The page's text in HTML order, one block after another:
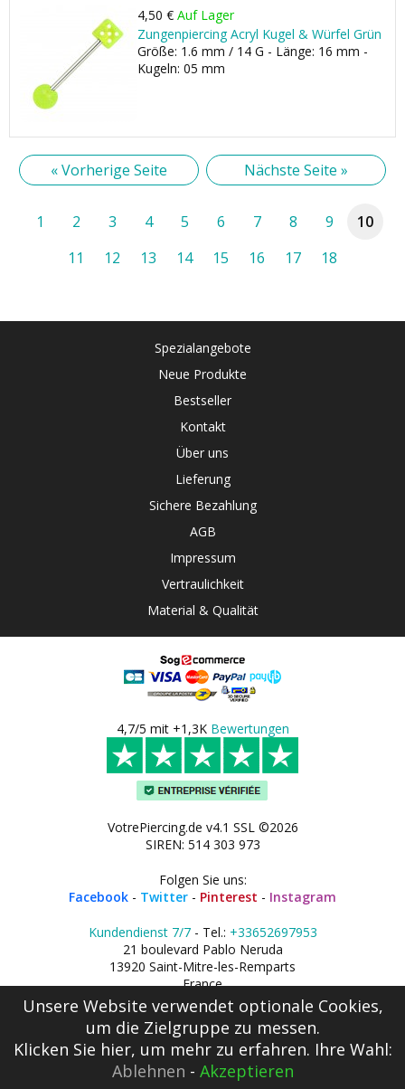
4,50 € Auf Lager
Zungenpiercing Acryl Kugel & Würfel Grün
Größe: 1.6 mm / 14 G - Länge: 16 mm -
Kugeln: 05 mm
« Vorherige Seite Nächste Seite »
1 2 3 4 5 6 7 8 9
10
11
12 13 14 15 16 17 18
Spezialangebote
Neue Produkte
Bestseller
Kontakt
Über uns
Lieferung
Sichere Bezahlung
AGB
Impressum
Vertraulichkeit
Material & Qualität
4,7/5 mit +1,3K Bewertungen
VotrePiercing.de v4.1 SSL ©2026
SIREN: 514 303 973
Folgen Sie uns:
Facebook - Twitter - Pinterest - Instagram
Kundendienst 7/7- Tel.: +33652697953
21 boulevard Pablo Neruda
13920 Saint-Mitre-les-Remparts
France
Unsere Website verwendet optionale Cookies,
um die Zielgruppe zu messen.
Klicken Sie hier, um mehr zu erfahren. Ihre Wahl:
Ablehnen - Akzeptieren